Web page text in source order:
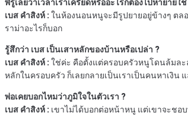
พี่รู้เลยว่าเวลาเราเครียดหรืออะไรก็ต้องไปหายายใ
เบส คําสิงห์ :ในห้องนอนหนูจะมีรูปยายอยู่ข้างๆ ตล
ราม่าอะไรก็บอก
รู้สึกว่า เบส เป็นเสาหลักของบ้านหรือเปล่า ?
เบส คําสิงห์ :ใช่ค่ะ คือตั้งแต่ครอบครัวหนูโดนล้มละ
หลักในครอบครัว ก็เลยกลายเป็นเราเป็นคนหาเงิน
พ่อเคยบอกไหมว่าภูมิใจในตัวเรา ?
เบส คําสิงห์ : เขาไม่ได้บอกต่อหน้าหนู แต่เขาจะชอ